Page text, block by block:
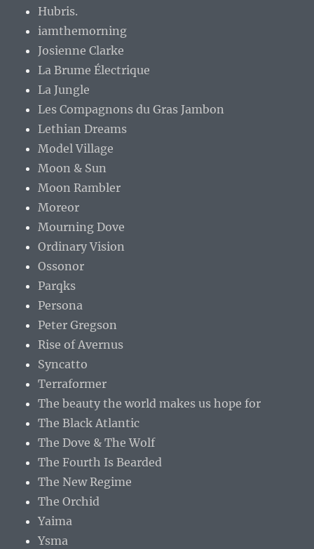
Hubris.
iamthemorning
Josienne Clarke
La Brume Électrique
La Jungle
Les Compagnons du Gras Jambon
Lethian Dreams
Model Village
Moon & Sun
Moon Rambler
Moreor
Mourning Dove
Ordinary Vision
Ossonor
Parqks
Persona
Peter Gregson
Rise of Avernus
Syncatto
Terraformer
The beauty the world makes us hope for
The Black Atlantic
The Dove & The Wolf
The Fourth Is Bearded
The New Regime
The Orchid
Yaima
Ysma